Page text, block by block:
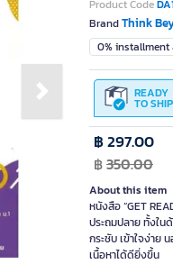
Next slide
Product Code
BrandThink
0% installment
READY
TO SHIP
฿ 297.00
฿350.00
About this item
หนังสือ “GET
ประถมปลาย ทั้งใน
กระชับ เข้าใจง่าย
เนื้อหาได้ดียิ่งขึ้น